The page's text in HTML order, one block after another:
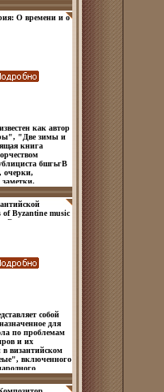
О времени и о
как автор
"Две зимы и
книга
бшгьгВ
очерки,
съездах, по
газет и
Федор
29
с 3-го курса
воевал в
Byzantine music
Сохранность:
обложка, 96 стр
собой
для
по проблемам
и их
византийском
включенного
основе
лежат факты